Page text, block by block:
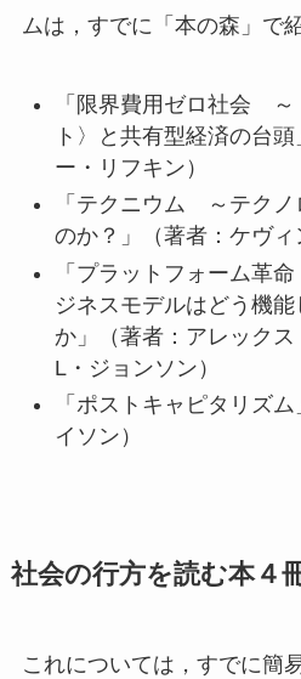
ムは，すでに「本の森」で
「限界費用ゼロ社会 ～
ト〉と共有型経済の台
ー・リフキン）
「テクニウム ～テクノ
のか？」（著者：ケヴィ
「プラットフォーム革
ジネスモデルはどう機
か」（著者：アレックス
L・ジョンソン）
「ポストキャピタリズ
イソン）
社会の行方を読む本４
これについては，すでに簡